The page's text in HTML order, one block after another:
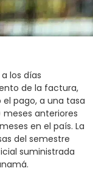
los días
de la factura,
pago, a una tasa
anteriores
en el país. La
del semestre
suministrada